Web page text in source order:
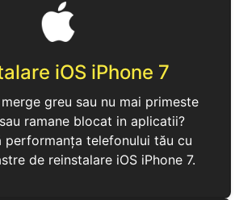
iOS iPhone 7
greu sau nu mai primeste
ramane blocat in aplicatii?
performanța telefonului tău cu
de reinstalare iOS iPhone 7.